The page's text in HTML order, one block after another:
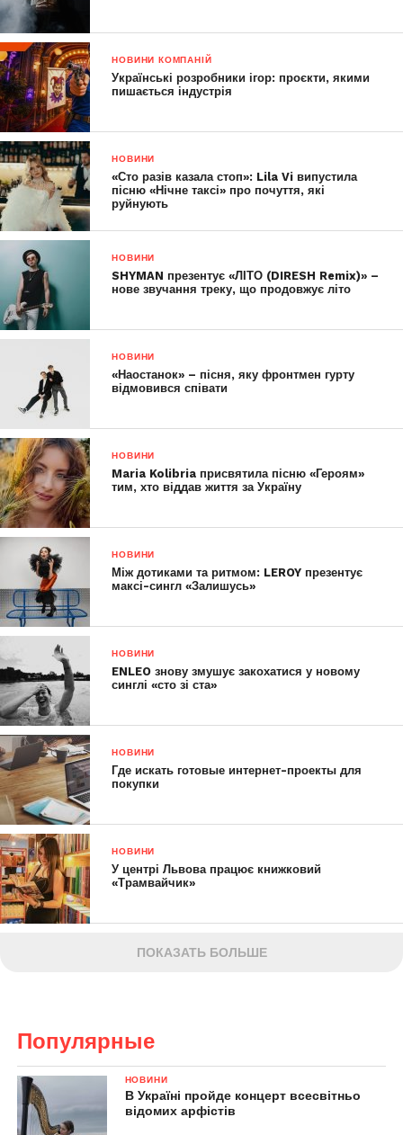
НОВИНИ КОМПАНІЙ
Українські розробники ігор: проєкти, якими
пишається індустрія
НОВИНИ
«Сто разів казала стоп»: Lila Vi випустила
пісню «Нічне таксі» про почуття, які
руйнують
НОВИНИ
SHYMAN презентує «ЛІТО (DIRESH Remix)» –
нове звучання треку, що продовжує літо
НОВИНИ
«Наостанок» – пісня, яку фронтмен гурту
відмовився співати
НОВИНИ
Maria Kolibria присвятила пісню «Героям»
тим, хто віддав життя за Україну
НОВИНИ
Між дотиками та ритмом: LEROY презентує
максі-сингл «Залишусь»
НОВИНИ
ENLEO знову змушує закохатися у новому
синглі «сто зі ста»
НОВИНИ
Где искать готовые интернет-проекты для
покупки
НОВИНИ
У центрі Львова працює книжковий
«Трамвайчик»
ПОКАЗАТЬ БОЛЬШЕ
Популярные
НОВИНИ
В Україні пройде концерт всесвітньо
відомих арфістів